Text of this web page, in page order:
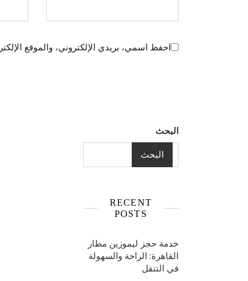
احفظ اسمي، بريدي الإلكتروني، والموقع
البحث
البحث
RECENT
POSTS
خدمة حجز ليموزين مطار
القاهرة: الراحة والسهولة
في التنقل